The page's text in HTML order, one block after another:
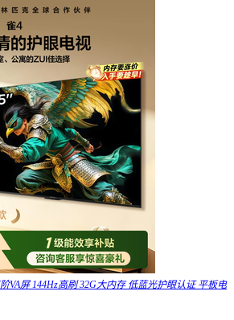
VA屏 144Hz高刷 32G大内存 低蓝光护眼认证 平板电